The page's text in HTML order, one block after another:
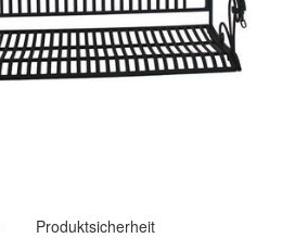
Produktsicherheit